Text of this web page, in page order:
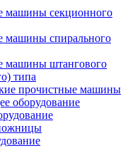
машины секционного
машины спирального
машины штангового
типа
прочистные машины
оборудование